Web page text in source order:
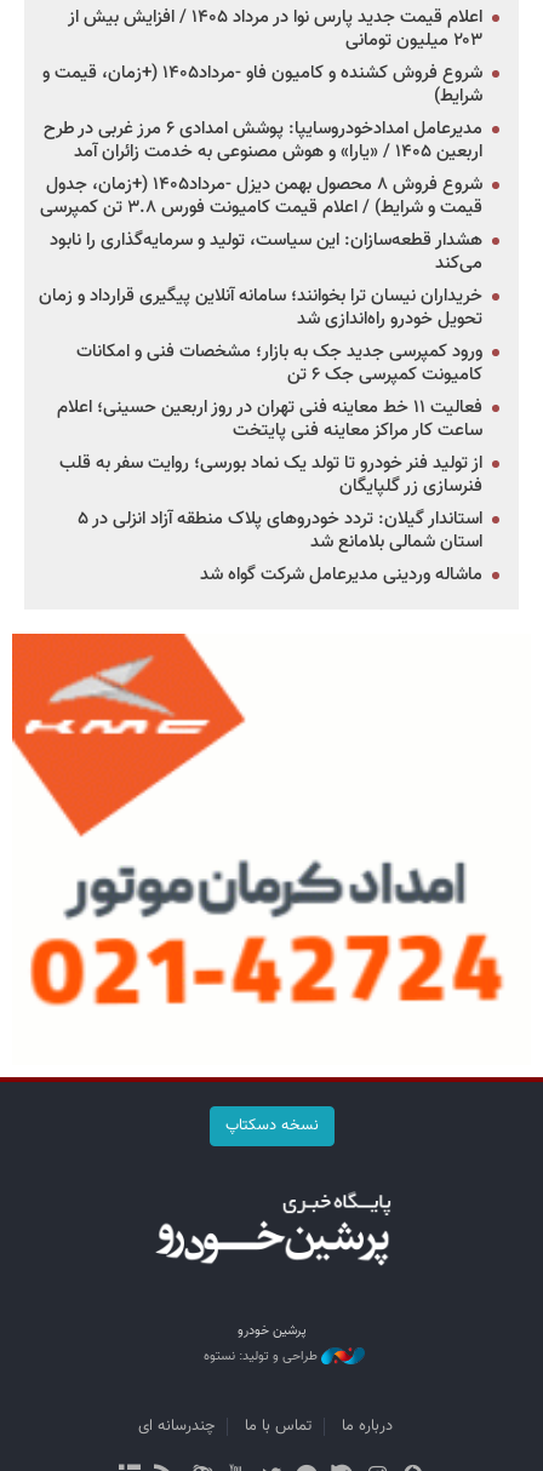
اعلام قیمت جدید پارس نوا در مرداد ۱۴۰۵ / افزایش بیش از
۲۰۳ میلیون تومانی
شروع فروش کشنده و کامیون فاو -مرداد۱۴۰۵ (+زمان، قیمت و
شرایط)
مدیرعامل امدادخودروسایپا: پوشش امدادی ۶ مرز غربی در طرح
اربعین ۱۴۰۵ / «یارا» و هوش مصنوعی به خدمت زائران آمد
شروع فروش ۸ محصول بهمن دیزل -مرداد۱۴۰۵ (+زمان، جدول
قیمت و شرایط) / اعلام قیمت کامیونت فورس ۳.۸ تن کمپرسی
هشدار قطعه‌سازان: این سیاست، تولید و سرمایه‌گذاری را نابود
می‌کند
خریداران نیسان ترا بخوانند؛ سامانه آنلاین پیگیری قرارداد و زمان
تحویل خودرو راه‌اندازی شد
ورود کمپرسی جدید جک به بازار؛ مشخصات فنی و امکانات
کامیونت کمپرسی جک ۶ تن
فعالیت ۱۱ خط معاینه فنی تهران در روز اربعین حسینی؛ اعلام
ساعت کار مراکز معاینه فنی پایتخت
از تولید فنر خودرو تا تولد یک نماد بورسی؛ روایت سفر به قلب
فنرسازی زر گلپایگان
استاندار گیلان: تردد خودروهای پلاک منطقه آزاد انزلی در ۵
استان شمالی بلامانع شد
ماشاله وردینی مدیرعامل شرکت گواه شد
نسخه دسکتاپ
پرشین خودرو
طراحی و تولید: نستوه
درباره ما تماس با ما چندرسانه ای